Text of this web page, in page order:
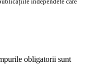
obligatorii sunt